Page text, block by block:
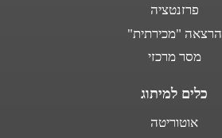
פרזנטציה
הרצאה "מכירתית"
מסר מרכזי
כלים למיתוג
אוטוריטה